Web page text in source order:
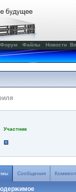
Форум Файлы Новости
Участник
Сообщения